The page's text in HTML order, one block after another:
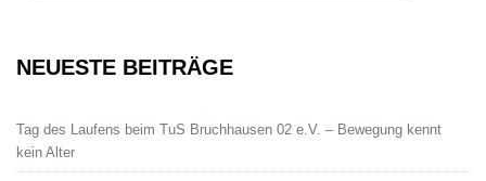
NEUESTE BEITRÄGE
Tag des Laufens beim TuS Bruchhausen 02 e.V. – Bewegung kennt
kein Alter